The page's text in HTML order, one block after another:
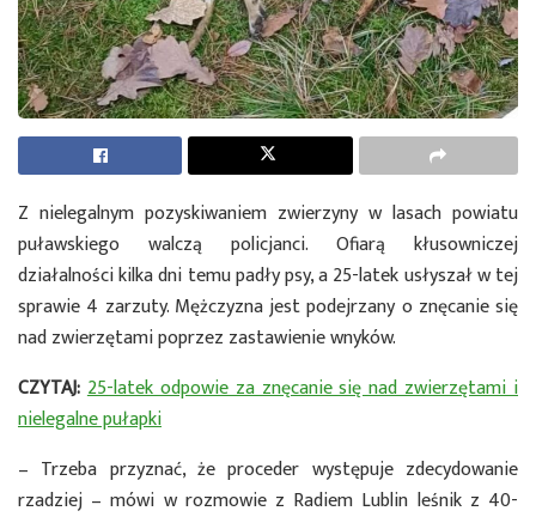
Z nielegalnym pozyskiwaniem zwierzyny w lasach powiatu
puławskiego walczą policjanci. Ofiarą kłusowniczej
działalności kilka dni temu padły psy, a 25-latek usłyszał w tej
sprawie 4 zarzuty. Mężczyzna jest podejrzany o znęcanie się
nad zwierzętami poprzez zastawienie wnyków.
CZYTAJ:25-latek odpowie za znęcanie się nad zwierzętami i
nielegalne pułapki
– Trzeba przyznać, że proceder występuje zdecydowanie
rzadziej – mówi w rozmowie z Radiem Lublin leśnik z 40-